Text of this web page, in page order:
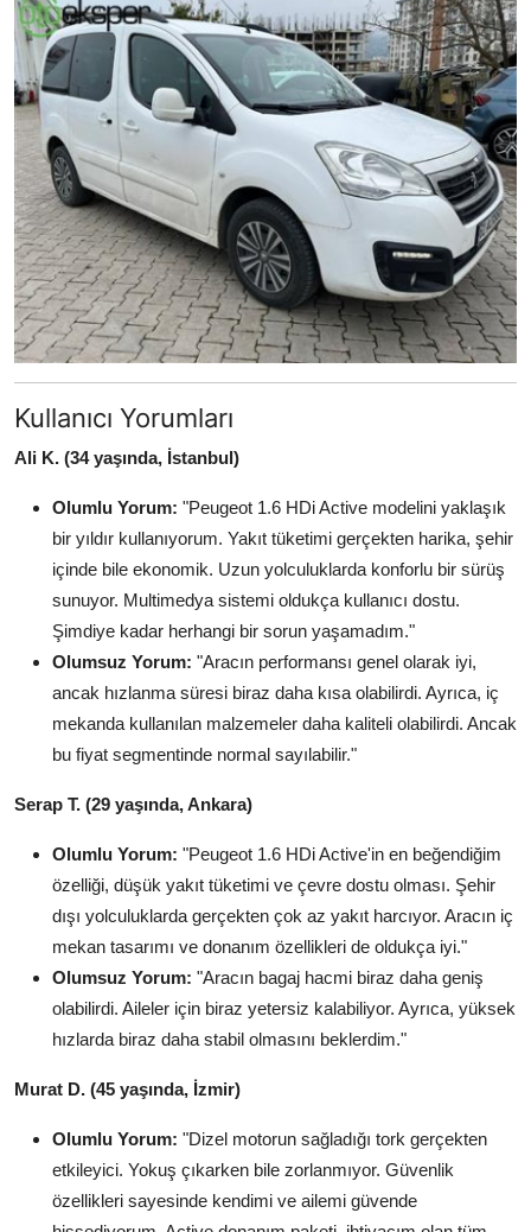
Kullanıcı Yorumları
Ali K. (34 yaşında, İstanbul)
Olumlu Yorum: "Peugeot 1.6 HDi Active modelini yaklaşık
bir yıldır kullanıyorum. Yakıt tüketimi gerçekten harika, şehir
içinde bile ekonomik. Uzun yolculuklarda konforlu bir sürüş
sunuyor. Multimedya sistemi oldukça kullanıcı dostu.
Şimdiye kadar herhangi bir sorun yaşamadım."
Olumsuz Yorum: "Aracın performansı genel olarak iyi,
ancak hızlanma süresi biraz daha kısa olabilirdi. Ayrıca, iç
mekanda kullanılan malzemeler daha kaliteli olabilirdi. Ancak
bu fiyat segmentinde normal sayılabilir."
Serap T. (29 yaşında, Ankara)
Olumlu Yorum: "Peugeot 1.6 HDi Active'in en beğendiğim
özelliği, düşük yakıt tüketimi ve çevre dostu olması. Şehir
dışı yolculuklarda gerçekten çok az yakıt harcıyor. Aracın iç
mekan tasarımı ve donanım özellikleri de oldukça iyi."
Olumsuz Yorum: "Aracın bagaj hacmi biraz daha geniş
olabilirdi. Aileler için biraz yetersiz kalabiliyor. Ayrıca, yüksek
hızlarda biraz daha stabil olmasını beklerdim."
Murat D. (45 yaşında, İzmir)
Olumlu Yorum: "Dizel motorun sağladığı tork gerçekten
etkileyici. Yokuş çıkarken bile zorlanmıyor. Güvenlik
özellikleri sayesinde kendimi ve ailemi güvende